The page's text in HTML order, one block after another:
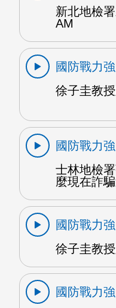
新北地檢
AM
國防戰力強
徐子圭教
國防戰力強
士林地檢
麼現在詐
國防戰力強
徐子圭教
國防戰力強